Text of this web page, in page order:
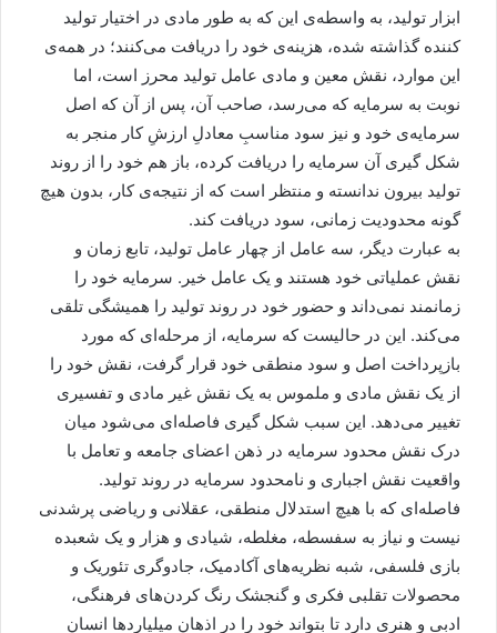
ابزار تولید، به واسطه‌ی این که به طور مادی در اختیار تولید
کننده گذاشته شده، هزینه‌ی خود را دریافت می‌کنند؛ در همه‌ی
این موارد، نقش معین و مادی عامل تولید محرز است، اما
نوبت به سرمایه که می‌رسد، صاحب آن، پس از آن که اصل
سرمایه‌ی خود و نیز سود مناسبِ معادلِ ارزشِ کار منجر به
شکل گیری آن سرمایه را دریافت کرده، باز هم خود را از روند
تولید بیرون ندانسته و منتظر است که از نتیجه‌ی کار، بدون هیچ
گونه محدودیت زمانی، سود دریافت کند.
به عبارت دیگر، سه عامل از چهار عامل تولید، تابع زمان و
نقش عملیاتی خود هستند و یک عامل خیر. سرمایه خود را
زمانمند نمی‌داند و حضور خود در روند تولید را همیشگی تلقی
می‌کند. این در حالیست که سرمایه، از مرحله‌ای که مورد
بازپرداخت اصل و سود منطقی خود قرار گرفت، نقش خود را
از یک نقش مادی و ملموس به یک نقش غیر مادی و تفسیری
تغییر می‌دهد. این سبب شکل گیری فاصله‌ای می‌شود میان
درک نقش محدود سرمایه در ذهن اعضای جامعه و تعامل با
واقعیت نقش اجباری و نامحدود سرمایه در روند تولید.
فاصله‌ای که با هیچ استدلال منطقی، عقلانی و ریاضی پرشدنی
نیست و نیاز به سفسطه، مغلطه، شیادی و هزار و یک شعبده
بازی فلسفی، شبه نظریه‌های آکادمیک، جادوگری تئوریک و
محصولات تقلبی فکری و گنجشک رنگ کردن‌های فرهنگی،
ادبی و هنری دارد تا بتواند خود را در اذهان میلیاردها انسان